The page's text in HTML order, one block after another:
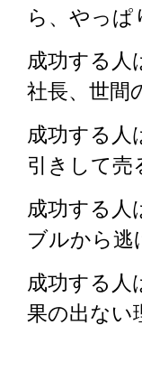
ら、やっぱ
成功する人
社長、世間
成功する人
引きして売
成功する人
ブルから逃
成功する人
果の出ない